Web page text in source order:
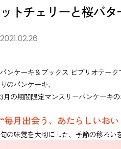
ットチェリーと桜バ
2021.02.26
パンケーキ＆ブックス ビブリオテー
りのパンケーキ、
3月の期間限定マンスリーパンケーキの
“毎月出会う、あたらしいおい
旬の味覚を大切にした、季節の移ろい